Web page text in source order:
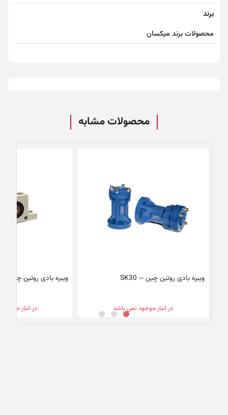
برند
محصولات برند میکسان
محصولات مشابه
ویبره بادی روتین چین – SK30
در انبار موجود نمی باشد
ویبره بادی روتین چین – K10
در انبار